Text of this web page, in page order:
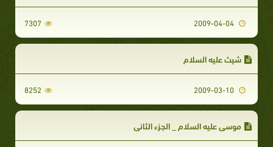
7307
شيث عليه السلام
8252
موسى عليه السلام _ الجزء الثاني